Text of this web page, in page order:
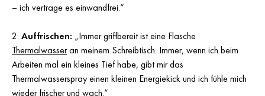
– ich vertrage es einwandfrei.“
Auffrischen: „Immer griffbereit ist eine Flasche
Thermalwasseran meinem Schreibtisch. Immer, wenn ich beim
Arbeiten mal ein kleines Tief habe, gibt mir das
Thermalwasserspray einen kleinen Energiekick und ich fühle mich
wieder frischer und wach.“